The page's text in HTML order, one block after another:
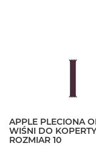
APPLE PLECIONA
WIŚNI DO
ROZMIAR 10